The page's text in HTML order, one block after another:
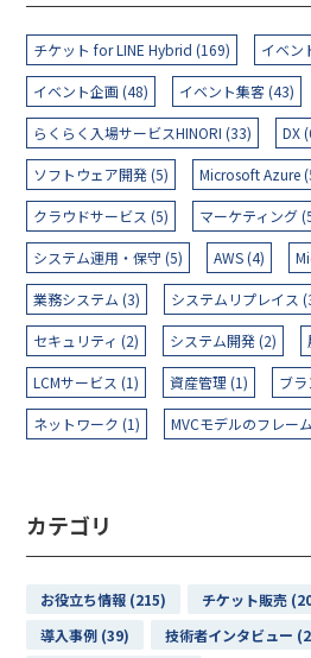
チケット for LINE Hybrid (169) イベン
イベント企画 (48) イベント集客 (43)
らくらく入場サービスHINORI (33) DX
ソフトウェア開発 (5) Microsoft Azure
クラウドサービス (5) マーケティング
システム運用・保守 (5) AWS (4)
業務システム (3) システムリプレイス
セキュリティ (2) システム開発 (2)
LCMサービス (1) 資産管理 (1) ブ
ネットワーク (1) MVCモデルのフレー
カテゴリ
お役立ち情報 (215) チケット販売
導入事例 (39)
技術者インタビュー